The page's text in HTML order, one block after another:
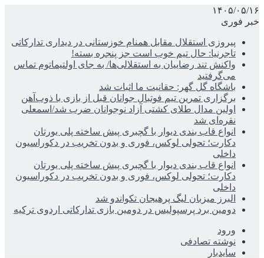
۱۴۰۵/۰۵/۱۶
خبر فوری
پیروزی استقلال مقابل همنام خوزستانی در دیداری تدارکاتی
تاجرنیا: حال تیم خوب است جز پنجره بسته!
واکنش تند رضاییان به استقلالی‌ها/ به جای اولتیماتوم تماس
می‌گرفتید
باشگاه گل گهر: حقانیت ما اثبات شد
برگزاری تمرین تیم فوتبال جوانان قبل از بازی با ذوب‌آهن
اولین مدال طلای کشتی آزاد نوجوانان ضرب شد/اسمعلی
نقره‌ای شد
انواع قاب بندی دیوار با گچبری پیش ساخته پلی یورتان
دکارت؛ تحولی لوکس، فوری و بدون تخریب در دکوراسیون
داخلی
انواع قاب بندی دیوار با گچبری پیش ساخته پلی یورتان
دکارت؛ تحولی لوکس، فوری و بدون تخریب در دکوراسیون
داخلی
البرز میزبان لیگ پرهیجان تکواندو شد
دومین برد پرسپولیس در دومین بازی تدارکاتی اردوی ترکیه
ورود
نوشته تصادفی
سایدبار